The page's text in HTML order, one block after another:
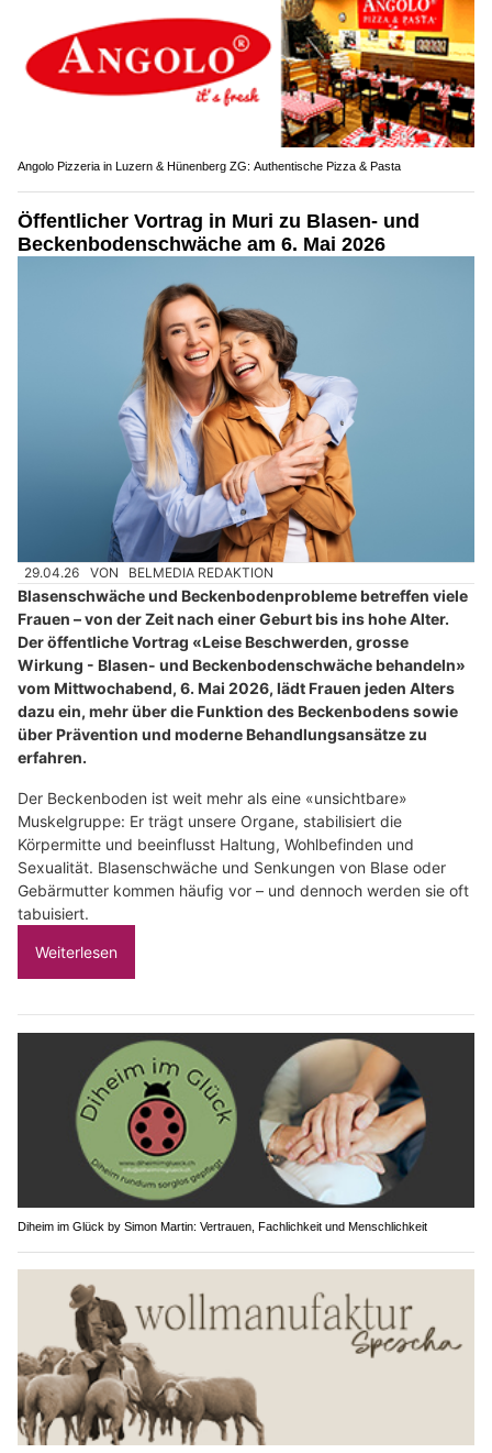
Angolo Pizzeria in Luzern & Hünenberg ZG: Authentische Pizza & Pasta
Öffentlicher Vortrag in Muri zu Blasen- und
Beckenbodenschwäche am 6. Mai 2026
29.04.26 VON BELMEDIA REDAKTION
Blasenschwäche und Beckenbodenprobleme betreffen viele
Frauen – von der Zeit nach einer Geburt bis ins hohe Alter.
Der öffentliche Vortrag «Leise Beschwerden, grosse
Wirkung - Blasen- und Beckenbodenschwäche behandeln»
vom Mittwochabend, 6. Mai 2026, lädt Frauen jeden Alters
dazu ein, mehr über die Funktion des Beckenbodens sowie
über Prävention und moderne Behandlungsansätze zu
erfahren.
Der Beckenboden ist weit mehr als eine «unsichtbare»
Muskelgruppe: Er trägt unsere Organe, stabilisiert die
Körpermitte und beeinflusst Haltung, Wohlbefinden und
Sexualität. Blasenschwäche und Senkungen von Blase oder
Gebärmutter kommen häufig vor – und dennoch werden sie oft
tabuisiert.
Weiterlesen
Diheim im Glück by Simon Martin: Vertrauen, Fachlichkeit und Menschlichkeit